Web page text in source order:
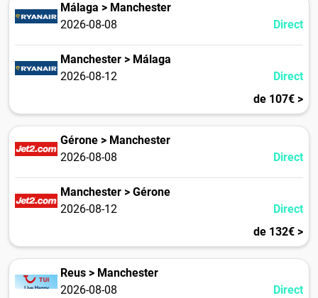
Málaga > Manchester
2026-08-08
Direct
Manchester > Málaga
2026-08-12
Direct
de 107€ >
Gérone > Manchester
2026-08-08
Direct
Manchester > Gérone
2026-08-12
Direct
de 132€ >
Reus > Manchester
2026-08-08
Direct